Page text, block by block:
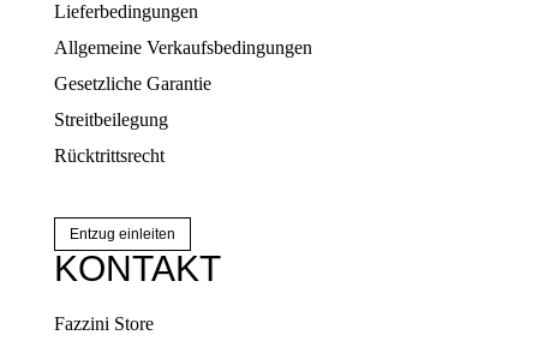
Lieferbedingungen
Allgemeine Verkaufsbedingungen
Gesetzliche Garantie
Streitbeilegung
Rücktrittsrecht
Entzug einleiten
KONTAKT
Fazzini Store